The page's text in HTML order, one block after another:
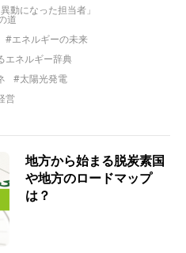
動になった担当者」
道
#エネルギーの未来
エネルギー辞典
#太陽光発電
営
地方から始まる脱炭素国
や地方のロードマップ
は？